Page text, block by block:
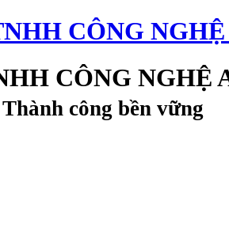
CÔNG NGHỆ
công bền vững